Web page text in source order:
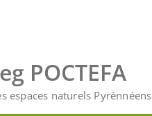
POCTEFA
espaces naturels Pyrénnéens